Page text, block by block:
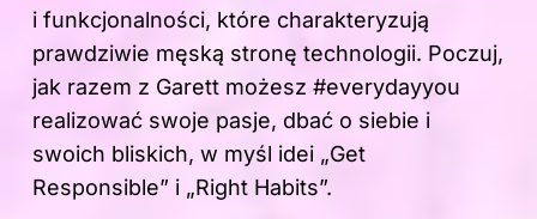
i funkcjonalności, które charakteryzują
prawdziwie męską stronę technologii. Poczuj,
jak razem z Garett możesz #everydayyou
realizować swoje pasje, dbać o siebie i
swoich bliskich, w myśl idei „Get
Responsible” i „Right Habits”.